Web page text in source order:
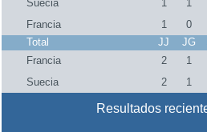
Suecia
1 1
Francia
1 0
Total
JJ JG
Francia
2 1
Suecia
2 1
Resultados